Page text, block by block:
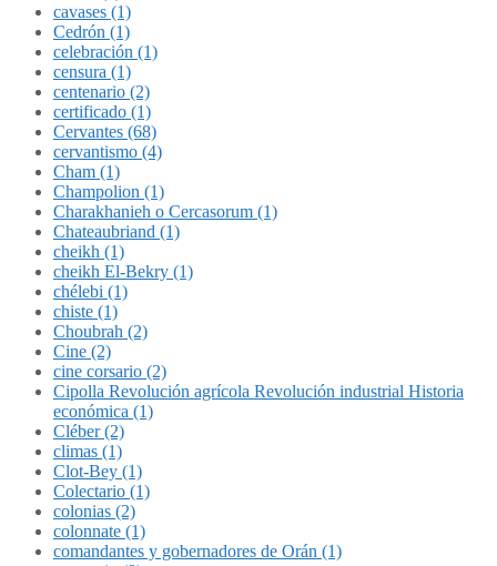
cavases (1)
Cedrón (1)
celebración (1)
censura (1)
centenario (2)
certificado (1)
Cervantes (68)
cervantismo (4)
Cham (1)
Champolion (1)
Charakhanieh o Cercasorum (1)
Chateaubriand (1)
cheikh (1)
cheikh El-Bekry (1)
chélebi (1)
chiste (1)
Choubrah (2)
Cine (2)
cine corsario (2)
Cipolla Revolución agrícola Revolución industrial Historia
económica (1)
Cléber (2)
climas (1)
Clot-Bey (1)
Colectario (1)
colonias (2)
colonnate (1)
comandantes y gobernadores de Orán (1)